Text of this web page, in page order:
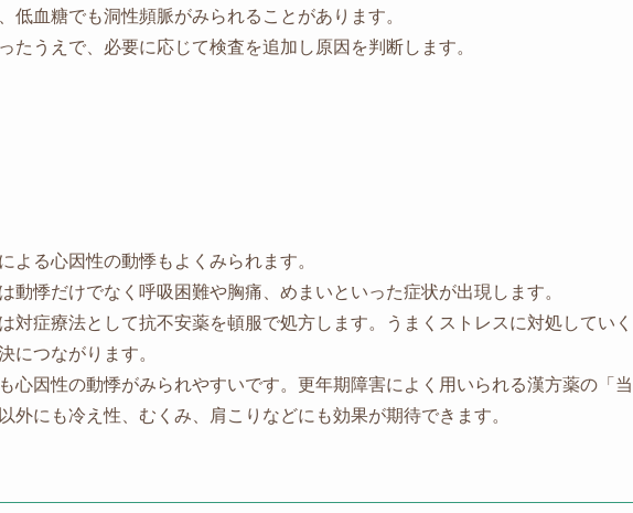
低血糖でも洞性頻脈がみられることがあります。
たうえで、必要に応じて検査を追加し原因を判断します。
よる心因性の動悸もよくみられます。
動悸だけでなく呼吸困難や胸痛、めまいといった症状が出現します。
対症療法として抗不安薬を頓服で処方します。うまくストレスに対処していく
につながります。
心因性の動悸がみられやすいです。更年期障害によく用いられる漢方薬の「当
外にも冷え性、むくみ、肩こりなどにも効果が期待できます。